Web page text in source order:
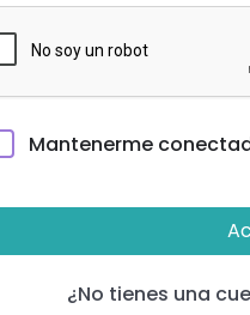
Mantenerme
¿No tienes una